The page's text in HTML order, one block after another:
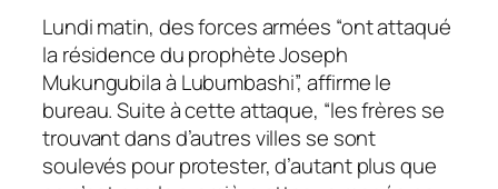
Lundi matin, des forces armées “ont attaqué
la résidence du prophète Joseph
Mukungubila à Lubumbashi”, affirme le
bureau. Suite à cette attaque, “les frères se
trouvant dans d’autres villes se sont
soulevés pour protester, d’autant plus que